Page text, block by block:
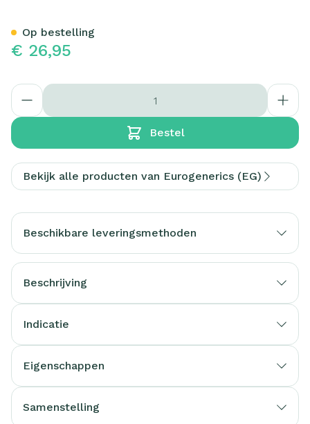
€ 26,95
Aantal
Bestel
Op bestelling
Bekijk alle producten van Eurogenerics (EG)
Beschikbare leveringsmethoden
Beschrijving
Indicatie
Eigenschappen
Samenstelling